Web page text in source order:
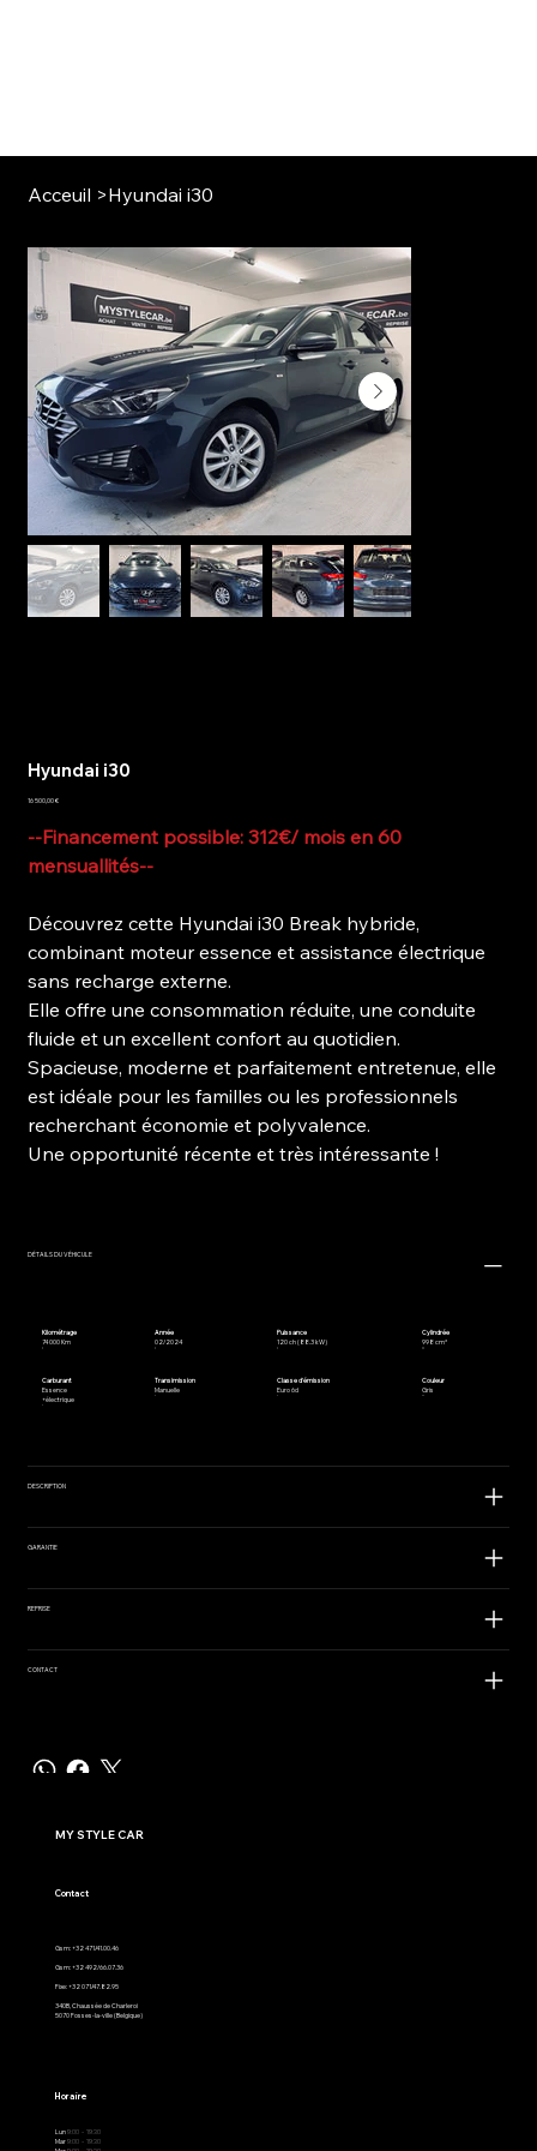
Acceuil >Hyundai i30
Hyundai i30
Prix
16 500,00 €
--Financement possible: 312€/ mois en 60
mensuallités--
Découvrez cette Hyundai i30 Break hybride,
combinant moteur essence et assistance électrique
sans recharge externe.
Elle offre une consommation réduite, une conduite
fluide et un excellent confort au quotidien.
Spacieuse, moderne et parfaitement entretenue, elle
est idéale pour les familles ou les professionnels
recherchant économie et polyvalence.
Une opportunité récente et très intéressante !
DÉTAILS DU VÉHICULE
Kilométrage
74 000 Km
Année
02/2024
Puissance
120 ch (88.3 kW)
Cylindrée
998 cm³
Carburant
Essence
+électrique
Transimission
Manuelle
Classe d'émission
Euro 6d
Couleur
Gris
DESCRIPTION
GARANTIE
REPRISE
CONTACT
MY STYLE CAR
Contact
Gsm: +32 471/41.00.46
Gsm: +32 492/66.07.36
Fixe: +32 071/47.82.95
340B, Chaussée de Charleroi
5070 Fosses-la-ville (Belgique)
Horaire
Lun9:00 - 19:30
Mar9:00 - 19:30